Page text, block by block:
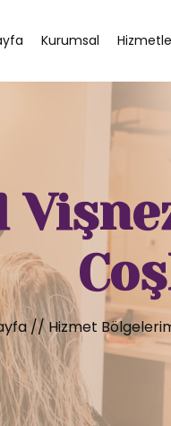
Kurumsal
//Hizmet